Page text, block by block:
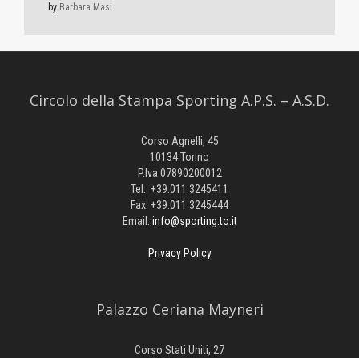
by Barbara Masi
Circolo della Stampa Sporting A.P.S. – A.S.D.
Corso Agnelli, 45
10134 Torino
P.Iva 07890200012
Tel.: +39.011.3245411
Fax: +39.011.3245444
Email: info@sporting.to.it
Privacy Policy
Palazzo Ceriana Mayneri
Corso Stati Uniti, 27